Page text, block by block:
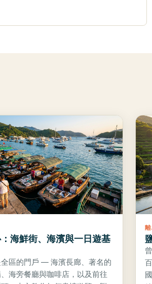
海鮮街、海濱與一日遊基
區的門戶 — 海濱長廊、著名的
海旁餐廳與咖啡店，以及前往